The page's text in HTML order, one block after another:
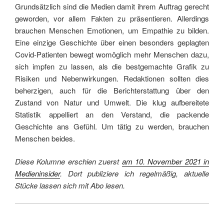
Grundsätzlich sind die Medien damit ihrem Auftrag gerecht
geworden, vor allem Fakten zu präsentieren. Allerdings
brauchen Menschen Emotionen, um Empathie zu bilden.
Eine einzige Geschichte über einen besonders geplagten
Covid-Patienten bewegt womöglich mehr Menschen dazu,
sich impfen zu lassen, als die bestgemachte Grafik zu
Risiken und Nebenwirkungen. Redaktionen sollten dies
beherzigen, auch für die Berichterstattung über den
Zustand von Natur und Umwelt. Die klug aufbereitete
Statistik appelliert an den Verstand, die packende
Geschichte ans Gefühl. Um tätig zu werden, brauchen
Menschen beides.
Diese Kolumne erschien zuerst am 10. November 2021 in
Medieninsider. Dort publiziere ich regelmäßig, aktuelle
Stücke lassen sich mit Abo lesen.